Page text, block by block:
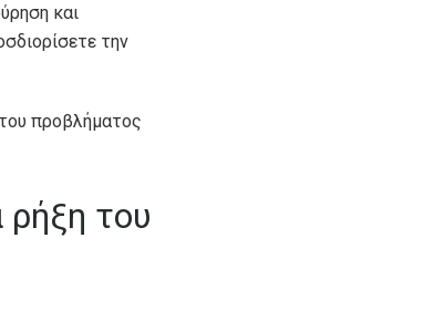
και
την
προβλήματος
ρήξη του